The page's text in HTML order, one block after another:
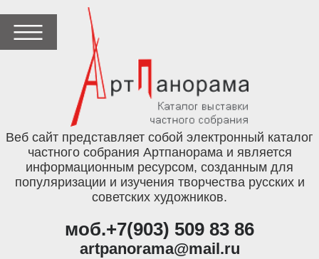
Веб сайт представляет собой электронный каталог
частного собрания Артпанорама и является
информационным ресурсом, созданным для
популяризации и изучения творчества русских и
советских художников.
моб.+7(903) 509 83 86
artpanorama@mail.ru